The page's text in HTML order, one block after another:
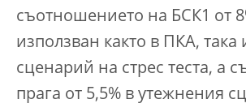
съотношението на БСК1 от
използван както в ПКА, така
сценарий на стрес теста, а
прага от 5,5% в утежнения